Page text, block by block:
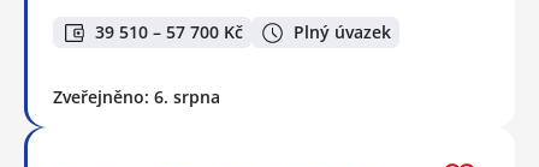
39 510 – 57 700 Kč Plný úvazek
Zveřejněno: 6. srpna